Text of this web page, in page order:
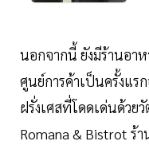
นอกจากนี้ ยังมีร้านอา
ศูนย์การค้าเป็นครั้งแร
ฝรั่งเศสที่โดดเด่นด้วย
Romana & Bistrot ร้